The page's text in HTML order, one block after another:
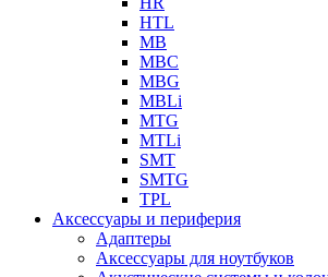
HTL
MB
MBC
MBG
MBLi
MTG
MTLi
SMT
SMTG
TPL
Аксессуары и периферия
Адаптеры
Аксессуары для ноутбуков